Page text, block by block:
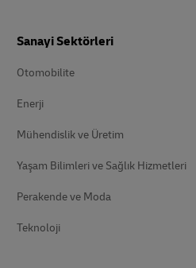
Sanayi Sektörleri
Otomobilite
Enerji
Mühendislik ve Üretim
Yaşam Bilimleri ve Sağlık Hizmetleri
Perakende ve Moda
Teknoloji